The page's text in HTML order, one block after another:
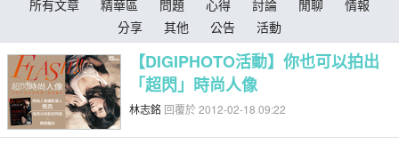
所有文章 精華區 問題 心得 討論 閒聊
情報
分享
其他 公告 活動
【DIGIPHOTO活動】你也可以拍出
「超閃」時尚人像
林志銘 回覆於 2012-02-18 09:22